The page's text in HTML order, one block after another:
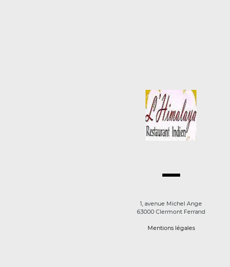
1, avenue Michel Ange
63000 Clermont Ferrand
Mentions légales